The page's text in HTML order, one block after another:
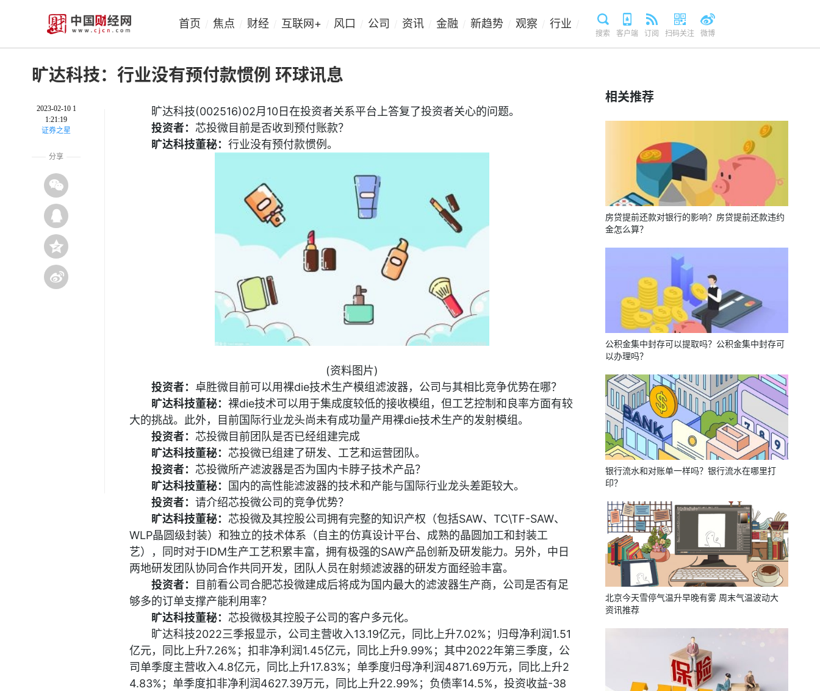
首页 焦点 财经 互联网+ 风口 公司 资讯 金融 新趋势 观察 行业
搜索 客户端 订阅 扫码关注 微博
旷达科技：行业没有预付款惯例 环球讯息
2023-02-10 1
1:21:19
证券之星
分享
旷达科技(002516)02月10日在投资者关系平台上答复了投资者关心的问题。
投资者： 芯投微目前是否收到预付账款？
旷达科技董秘： 行业没有预付款惯例。
(资料图片)
投资者： 卓胜微目前可以用裸die技术生产模组滤波器，公司与其相比竞争优势在哪？
旷达科技董秘： 裸die技术可以用于集成度较低的接收模组，但工艺控制和良率方面有较
大的挑战。此外，目前国际行业龙头尚未有成功量产用裸die技术生产的发射模组。
投资者： 芯投微目前团队是否已经组建完成
旷达科技董秘： 芯投微已组建了研发、工艺和运营团队。
投资者： 芯投微所产滤波器是否为国内卡脖子技术产品？
旷达科技董秘：
国内的高性能滤波器的技术和产能与国际行业龙头差距较大。
投资者： 请介绍芯投微公司的竞争优势？
旷达科技董秘： 芯投微及其控股公司拥有完整的知识产权（包括SAW、TC\TF-SAW、
WLP晶圆级封装）和独立的技术体系（自主的仿真设计平台、成熟的晶圆加工和封装工
艺），同时对于IDM生产工艺积累丰富，拥有极强的SAW产品创新及研发能力。另外，中日
两地研发团队协同合作共同开发，团队人员在射频滤波器的研发方面经验丰富。
投资者：
目前看公司合肥芯投微建成后将成为国内最大的滤波器生产商，公司是否有足
够多的订单支撑产能利用率？
旷达科技董秘： 芯投微极其控股子公司的客户多元化。
旷达科技2022三季报显示，公司主营收入13.19亿元，同比上升7.02%；归母净利润1.51
亿元，同比上升7.26%；扣非净利润1.45亿元，同比上升9.99%；其中2022年第三季度，公
司单季度主营收入4.8亿元，同比上升17.83%；单季度归母净利润4871.69万元，同比上升2
4.83%；单季度扣非净利润4627.39万元，同比上升22.99%；负债率14.5%，投资收益-38
相关推荐
房贷提前还款对银行的影响？房贷提前还款违约
金怎么算？
公积金集中封存可以提取吗？公积金集中封存可
以办理吗？
银行流水和对账单一样吗？银行流水在哪里打
印？
北京今天雪停气温升早晚有雾 周末气温波动大
资讯推荐